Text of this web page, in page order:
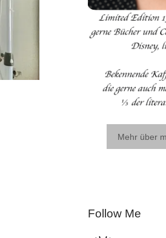
Mehr über
Follow Me